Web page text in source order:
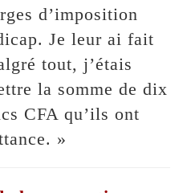
d’imposition
Je leur ai fait
tout, j’étais
la somme de dix
CFA qu’ils ont
»